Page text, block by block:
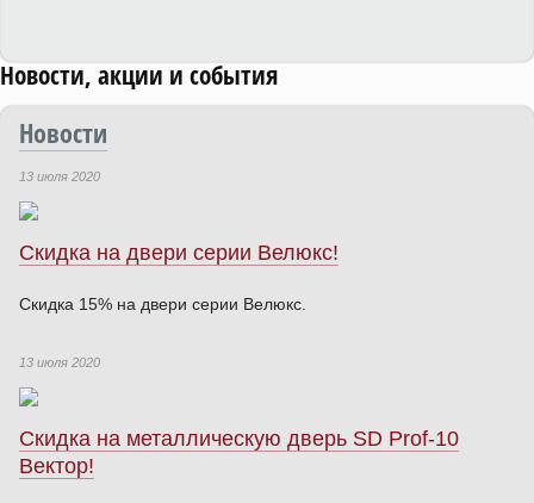
Новости, акции и события
Новости
13 июля 2020
Скидка на двери серии Велюкс!
Скидка 15% на двери серии Велюкс.
13 июля 2020
Скидка на металлическую дверь SD Prof-10
Вектор!